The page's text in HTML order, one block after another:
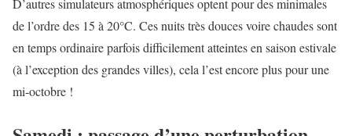
D’autres simulateurs atmosphériques optent pour des minimales
de l’ordre des 15 à 20°C. Ces nuits très douces voire chaudes sont
en temps ordinaire parfois difficilement atteintes en saison estivale
(à l’exception des grandes villes), cela l’est encore plus pour une
mi-octobre !